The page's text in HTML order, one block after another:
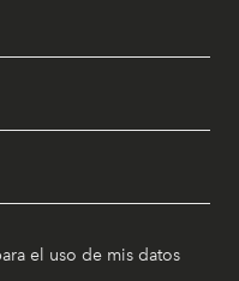
el uso de mis datos